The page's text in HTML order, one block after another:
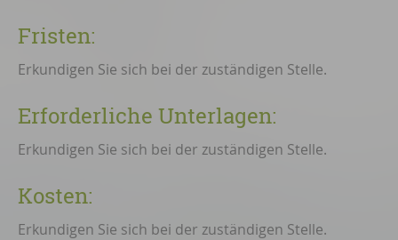
Fristen:
Erkundigen Sie sich bei der zuständigen Stelle.
Erforderliche Unterlagen:
Erkundigen Sie sich bei der zuständigen Stelle.
Kosten:
Erkundigen Sie sich bei der zuständigen Stelle.